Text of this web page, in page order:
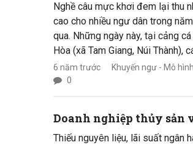
Nghề câu mực khơi đem lại thu
cao cho nhiều ngư dân trong
qua. Những ngày này, tại cảng cá
Hòa (xã Tam Giang, Núi Thành),
phương tiện lại tất bật cho
biển đầu tiên trong năm.
6 năm trước
Khuyến ngư - Mô hình
0
Doanh nghiệp thủy sản
Thiếu nguyên liệu, lãi suất ngân